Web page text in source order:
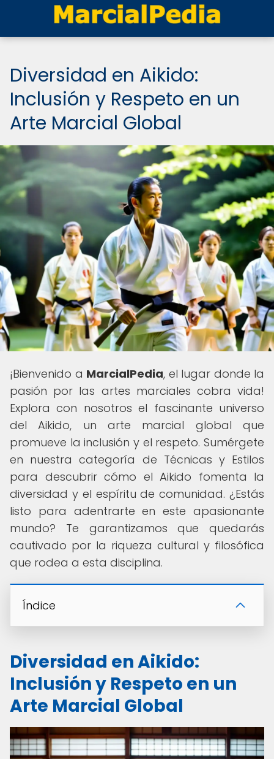
Diversidad en Aikido:
Inclusión y Respeto en un
Arte Marcial Global
¡Bienvenido a MarcialPedia, el lugar donde la
pasión por las artes marciales cobra vida!
Explora con nosotros el fascinante universo
del Aikido, un arte marcial global que
promueve la inclusión y el respeto. Sumérgete
en nuestra categoría de Técnicas y Estilos
para descubrir cómo el Aikido fomenta la
diversidad y el espíritu de comunidad. ¿Estás
listo para adentrarte en este apasionante
mundo? Te garantizamos que quedarás
cautivado por la riqueza cultural y filosófica
que rodea a esta disciplina.
Índice
Diversidad en Aikido:
Inclusión y Respeto en un
Arte Marcial Global